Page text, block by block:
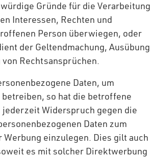
Gründe für die Verarbeitung
Interessen, Rechten und
Person überwiegen, oder
der Geltendmachung, Ausübung
Rechtsansprüchen.
Daten, um
so hat die betroffene
jederzeit Widerspruch gegen die
Daten zum
einzulegen. Dies gilt auch
es mit solcher Direktwerbung